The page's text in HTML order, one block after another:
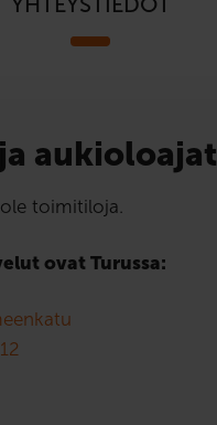
aukioloajat
ole toimitiloja.
ovat Turussa: